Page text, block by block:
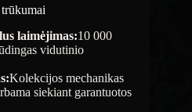
laimėjimas:10 000
vidutinio
Kolekcijos mechanikas
siekiant garantuotos